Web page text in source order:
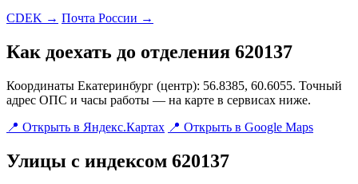
CDEK → Почта России →
Как доехать до отделения 620137
Координаты Екатеринбург (центр): 56.8385, 60.6055. Точный
адрес ОПС и часы работы — на карте в сервисах ниже.
📍 Открыть в Яндекс.Картах 📍 Открыть в Google Maps
Улицы с индексом 620137